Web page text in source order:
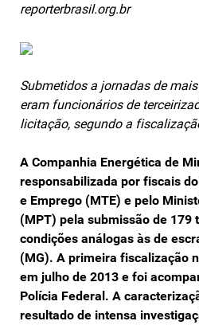
reporterbrasil.org.br
Submetidos a jornadas de
eram funcionários de
licitação, segundo a
A Companhia Energética de
responsabilizada por fiscais
e Emprego (MTE) e pelo
(MPT) pela submissão de 179
condições análogas às de
(MG). A primeira fiscalização
em julho de 2013 e foi
Polícia Federal. A
resultado de intensa